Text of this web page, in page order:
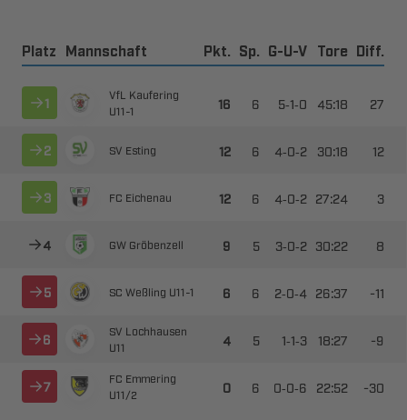
Platz Mannschaft Pkt. Sp. G-U-V Tore Diff.

 
​
  --  
     --  
     --  
     --  
   ​   --  ​

 

  --  ​

 
​
  --  ​